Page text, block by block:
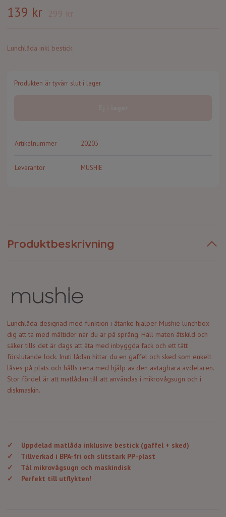
139 kr 299 kr
Lunchlåda inkl bestick.
Produkten är tyvärr slut i lager.
Artikelnummer 20205
Leverantör MUSHIE
Produktbeskrivning
Lunchlåda designad med funktion i åtanke hjälper Mushie lunchbox
dig att ta med måltider när du är på språng. Håll maten åtskild och
säker tills det är dags att äta med inbyggda fack och ett tätt
förslutande lock. Inuti lådan hittar du en gaffel och sked som enkelt
låses på plats och hålls rena med hjälp av den avtagbara avdelaren.
Stor fördel är att matlådan tål att användas i mikrovågsugn och i
diskmaskin.
✓
Uppdelad matlåda inklusive bestick (gaffel + sked)
✓
Tillverkad i BPA-fri och slitstark PP-plast
✓
Tål mikrovågsugn och maskindisk
✓
Perfekt till utflykten!